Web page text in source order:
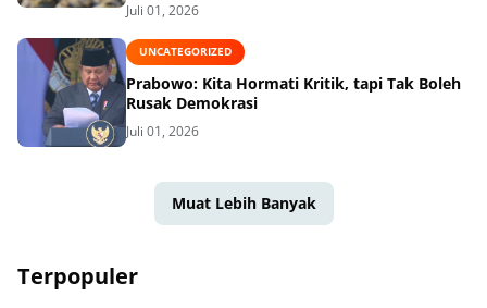
Juli 01, 2026
UNCATEGORIZED
Prabowo: Kita Hormati Kritik, tapi Tak Boleh
Rusak Demokrasi
Juli 01, 2026
Muat Lebih Banyak
Terpopuler